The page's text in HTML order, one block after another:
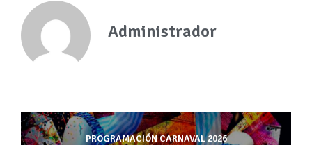
Administrador
PROGRAMACIÓN CARNAVAL 2026